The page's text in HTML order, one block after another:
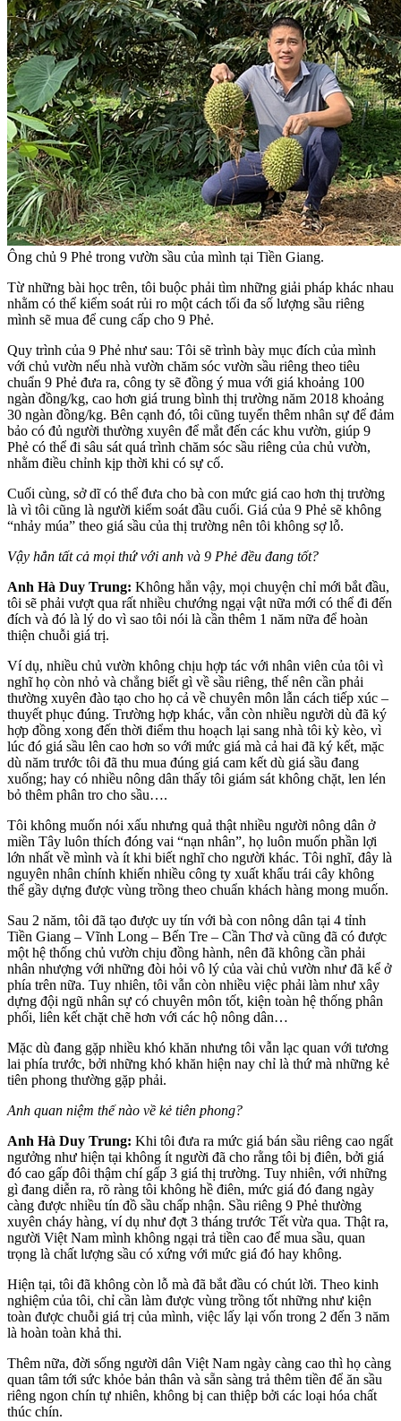
Ông chủ 9 Phẻ trong vườn sầu của mình tại Tiền Giang.
Từ những bài học trên, tôi buộc phải tìm những giải pháp khác nhau
nhằm có thể kiểm soát rủi ro một cách tối đa số lượng sầu riêng
mình sẽ mua để cung cấp cho 9 Phẻ.
Quy trình của 9 Phẻ như sau: Tôi sẽ trình bày mục đích của mình
với chủ vườn nếu nhà vườn chăm sóc vườn sầu riêng theo tiêu
chuẩn 9 Phẻ đưa ra, công ty sẽ đồng ý mua với giá khoảng 100
ngàn đồng/kg, cao hơn giá trung bình thị trường năm 2018 khoảng
30 ngàn đồng/kg. Bên cạnh đó, tôi cũng tuyển thêm nhân sự để đảm
bảo có đủ người thường xuyên để mắt đến các khu vườn, giúp 9
Phẻ có thể đi sâu sát quá trình chăm sóc sầu riêng của chủ vườn,
nhằm điều chỉnh kịp thời khi có sự cố.
Cuối cùng, sở dĩ có thể đưa cho bà con mức giá cao hơn thị trường
là vì tôi cũng là người kiểm soát đầu cuối. Giá của 9 Phẻ sẽ không
“nhảy múa” theo giá sầu của thị trường nên tôi không sợ lỗ.
Vậy hẳn tất cả mọi thứ với anh và 9 Phẻ đều đang tốt?
Anh Hà Duy Trung: Không hẳn vậy, mọi chuyện chỉ mới bắt đầu,
tôi sẽ phải vượt qua rất nhiều chướng ngại vật nữa mới có thể đi đến
đích và đó là lý do vì sao tôi nói là cần thêm 1 năm nữa để hoàn
thiện chuỗi giá trị.
Ví dụ, nhiều chủ vườn không chịu hợp tác với nhân viên của tôi vì
nghĩ họ còn nhỏ và chẳng biết gì về sầu riêng, thế nên cần phải
thường xuyên đào tạo cho họ cả về chuyên môn lẫn cách tiếp xúc –
thuyết phục đúng. Trường hợp khác, vẫn còn nhiều người dù đã ký
hợp đồng xong đến thời điểm thu hoạch lại sang nhà tôi kỳ kèo, vì
lúc đó giá sầu lên cao hơn so với mức giá mà cả hai đã ký kết, mặc
dù năm trước tôi đã thu mua đúng giá cam kết dù giá sầu đang
xuống; hay có nhiều nông dân thấy tôi giám sát không chặt, len lén
bỏ thêm phân tro cho sầu….
Tôi không muốn nói xấu nhưng quả thật nhiều người nông dân ở
miền Tây luôn thích đóng vai “nạn nhân”, họ luôn muốn phần lợi
lớn nhất về mình và ít khi biết nghĩ cho người khác. Tôi nghĩ, đây là
nguyên nhân chính khiến nhiều công ty xuất khẩu trái cây không
thể gầy dựng được vùng trồng theo chuẩn khách hàng mong muốn.
Sau 2 năm, tôi đã tạo được uy tín với bà con nông dân tại 4 tỉnh
Tiền Giang – Vĩnh Long – Bến Tre – Cần Thơ và cũng đã có được
một hệ thống chủ vườn chịu đồng hành, nên đã không cần phải
nhân nhượng với những đòi hỏi vô lý của vài chủ vườn như đã kể ở
phía trên nữa. Tuy nhiên, tôi vẫn còn nhiều việc phải làm như xây
dựng đội ngũ nhân sự có chuyên môn tốt, kiện toàn hệ thống phân
phối, liên kết chặt chẽ hơn với các hộ nông dân…
Mặc dù đang gặp nhiều khó khăn nhưng tôi vẫn lạc quan với tương
lai phía trước, bởi những khó khăn hiện nay chỉ là thứ mà những kẻ
tiên phong thường gặp phải.
Anh quan niệm thế nào về kẻ tiên phong?
Anh Hà Duy Trung: Khi tôi đưa ra mức giá bán sầu riêng cao ngất
ngưởng như hiện tại không ít người đã cho rằng tôi bị điên, bởi giá
đó cao gấp đôi thậm chí gấp 3 giá thị trường. Tuy nhiên, với những
gì đang diễn ra, rõ ràng tôi không hề điên, mức giá đó đang ngày
càng được nhiều tín đồ sầu chấp nhận. Sầu riêng 9 Phẻ thường
xuyên cháy hàng, ví dụ như đợt 3 tháng trước Tết vừa qua. Thật ra,
người Việt Nam mình không ngại trả tiền cao để mua sầu, quan
trọng là chất lượng sầu có xứng với mức giá đó hay không.
Hiện tại, tôi đã không còn lỗ mà đã bắt đầu có chút lời. Theo kinh
nghiệm của tôi, chỉ cần làm được vùng trồng tốt những như kiện
toàn được chuỗi giá trị của mình, việc lấy lại vốn trong 2 đến 3 năm
là hoàn toàn khả thi.
Thêm nữa, đời sống người dân Việt Nam ngày càng cao thì họ càng
quan tâm tới sức khỏe bản thân và sẵn sàng trả thêm tiền để ăn sầu
riêng ngon chín tự nhiên, không bị can thiệp bởi các loại hóa chất
thúc chín.